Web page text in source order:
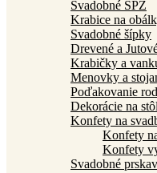
Svadobné ŠPZ
Krabice na
Svadobné šípky
Drevené a
Krabičky a
Menovky a
Poďakovanie
Dekorácie na
Konfety na
Konfety
Konfety
Svadobné